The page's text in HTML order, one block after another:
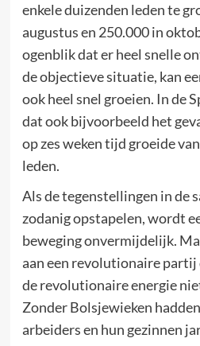
enkele duizenden leden te
augustus en 250.000 in
ogenblik dat er heel snelle
de objectieve situatie, kan
ook heel snel groeien. In de
dat ook bijvoorbeeld het
op zes weken tijd groeide
leden.
Als de tegenstellingen in de
zodanig opstapelen, wordt
beweging onvermijdelijk.
aan een revolutionaire
de revolutionaire energie
Zonder Bolsjewieken
arbeiders en hun gezinnen